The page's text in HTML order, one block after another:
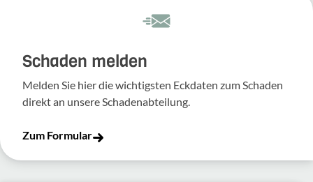
Schaden melden
Melden Sie hier die wich­tigsten Eckdaten zum Schaden
direkt an unsere Scha­den­ab­tei­lung.
Zum Formular